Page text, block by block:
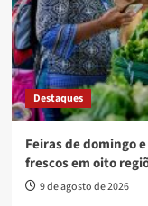
Destaques
Feiras de domingo
frescos em oito
9 de agosto de 2026